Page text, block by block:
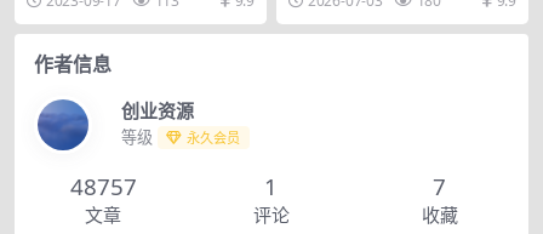
众广、粘性高以及...
说成片
弃空洞理论，聚焦...
作者信息
创业资源
等级 永久会员
48757
文章
1
评论
7
收藏